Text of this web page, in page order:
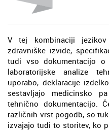
V tej kombinaciji
zdravniške izvide,
tudi vso dokumentacijo
laboratorijske analize
uporabo, deklaracije
sestavljajo medicinsko
tehnično dokumentacijo.
različnih vrst pogodb, so
izvajajo tudi to storitev, ko